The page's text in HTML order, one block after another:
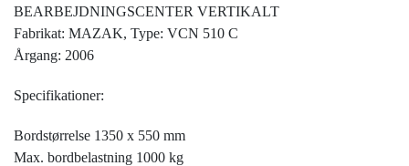
BEARBEJDNINGSCENTER VERTIKALT
Fabrikat: MAZAK, Type: VCN 510 C
Årgang: 2006
Specifikationer:
Bordstørrelse 1350 x 550 mm
Max. bordbelastning 1000 kg